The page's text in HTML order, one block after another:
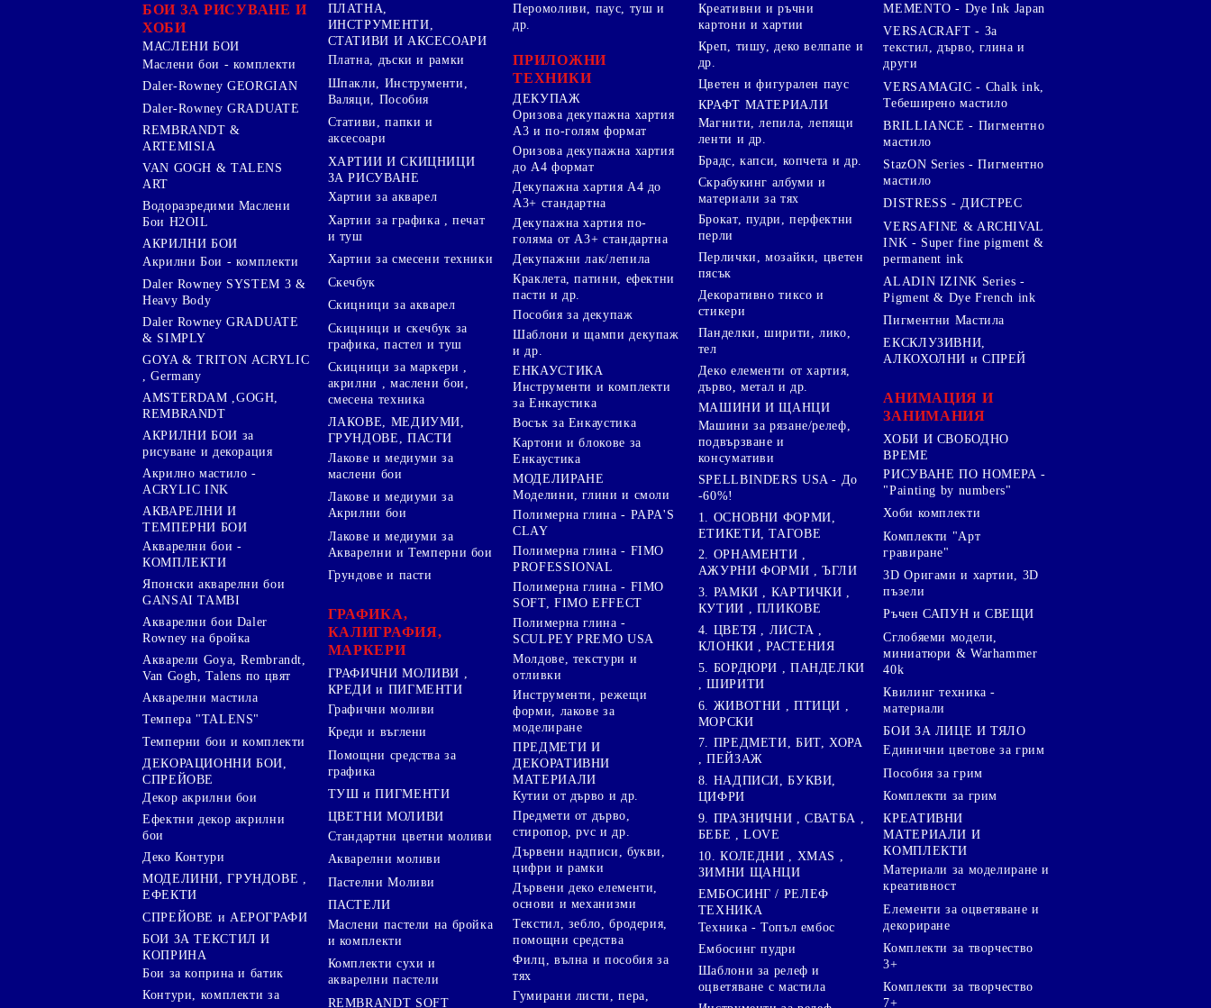
БОИ ЗА РИСУВАНЕ И
ХОБИ
МАСЛЕНИ БОИ
Маслени бои - комплекти
Daler-Rowney GEORGIAN
Daler-Rowney GRADUATE
REMBRANDT &
ARTEMISIA
VAN GOGH & TALENS
ART
Водоразредими Маслени
Бои H2OIL
АКРИЛНИ БОИ
Акрилни Бои - комплекти
Daler Rowney SYSTEM 3 &
Heavy Body
Daler Rowney GRADUATE
& SIMPLY
GOYA & TRITON АCRYLIC
, Germany
AMSTERDAM ,GOGH,
REMBRANDT
АКРИЛНИ БОИ за
рисуване и декорация
Акрилно мастило -
ACRYLIC INK
АКВАРЕЛНИ И
ТЕМПЕРНИ БОИ
Акварелни бои -
КОМПЛЕКТИ
Японски акварелни бои
GANSAI TAMBI
Акварелни бои Daler
Rowney на бройка
Акварели Goya, Rembrandt,
Van Gogh, Talens по цвят
Акварелни мастила
Темпера "TALENS"
Темперни бои и комплекти
ДЕКОРАЦИОННИ БОИ,
СПРЕЙОВЕ
Декор акрилни бои
Ефектни декор акрилни
бои
Деко Контури
МОДЕЛИНИ, ГРУНДОВЕ ,
ЕФЕКТИ
СПРЕЙОВЕ и АЕРОГРАФИ
БОИ ЗА ТЕКСТИЛ И
КОПРИНА
Бои за коприна и батик
Контури, комплекти за
ПЛАТНА,
ИНСТРУМЕНТИ,
СТАТИВИ И АКСЕСОАРИ
Платна, дъски и рамки
Шпакли, Инструменти,
Валяци, Пособия
Стативи, папки и
аксесоари
ХАРТИИ И СКИЦНИЦИ
ЗА РИСУВАНЕ
Хартии за акварел
Хартии за графика , печат
и туш
Хартии за смесени техники
Скечбук
Скицници за акварел
Скицници и скечбук за
графика, пастел и туш
Скицници за маркери ,
акрилни , маслени бои,
смесена техника
ЛАКОВЕ, МЕДИУМИ,
ГРУНДОВЕ, ПАСТИ
Лакове и медиуми за
маслени бои
Лакове и медиуми за
Акрилни бои
Лакове и медиуми за
Акварелни и Темперни бои
Грундове и пасти
ГРАФИКА,
КАЛИГРАФИЯ,
МАРКЕРИ
ГРАФИЧНИ МОЛИВИ ,
КРЕДИ и ПИГМЕНТИ
Графични моливи
Креди и въглени
Помощни средства за
графика
ТУШ и ПИГМЕНТИ
ЦВЕТНИ МОЛИВИ
Стандартни цветни моливи
Акварелни моливи
Пастелни Моливи
ПАСТЕЛИ
Маслени пастели на бройка
и комплекти
Комплекти сухи и
акварелни пастели
REMBRANDT SOFT
Перомоливи, паус, туш и
др.
ПРИЛОЖНИ
ТЕХНИКИ
ДЕКУПАЖ
Оризова декупажна хартия
А3 и по-голям формат
Оризова декупажна хартия
до А4 формат
Декупажна хартия А4 до
А3+ стандартна
Декупажна хартия по-
голяма от А3+ стандартна
Декупажни лак/лепила
Краклета, патини, ефектни
пасти и др.
Пособия за декупаж
Шаблони и щампи декупаж
и др.
ЕНКАУСТИКА
Инструменти и комплекти
за Енкаустика
Восък за Енкаустика
Картони и блокове за
Енкаустика
МОДЕЛИРАНЕ
Моделини, глини и смоли
Полимерна глина - PAPA'S
CLAY
Полимерна глина - FIMO
PROFESSIONAL
Полимерна глина - FIMO
SOFT, FIMO EFFECT
Полимерна глина -
SCULPEY PREMO USA
Молдове, текстури и
отливки
Инструменти, режещи
форми, лакове за
моделиране
ПРЕДМЕТИ И
ДЕКОРАТИВНИ
МАТЕРИАЛИ
Кутии от дърво и др.
Предмети от дърво,
стиропор, pvc и др.
Дървени надписи, букви,
цифри и рамки
Дървени деко елементи,
основи и механизми
Текстил, зебло, бродерия,
помощни средства
Филц, вълна и пособия за
тях
Гумирани листи, пера,
Креативни и ръчни
картони и хартии
Креп, тишу, деко велпапе и
др.
Цветен и фигурален паус
КРАФТ МАТЕРИАЛИ
Магнити, лепила, лепящи
ленти и др.
Брадс, капси, копчета и др.
Скрабукинг албуми и
материали за тях
Брокат, пудри, перфектни
перли
Перлички, мозайки, цветен
пясък
Декоративно тиксо и
стикери
Панделки, ширити, лико,
тел
Деко елементи от хартия,
дърво, метал и др.
МАШИНИ И ЩАНЦИ
Машини за рязане/релеф,
подвързване и
консумативи
SPELLBINDERS USA - До
-60%!
1. ОСНОВНИ ФОРМИ,
ЕТИКЕТИ, ТАГОВЕ
2. ОРНАМЕНТИ ,
АЖУРНИ ФОРМИ , ЪГЛИ
3. РАМКИ , КАРТИЧКИ ,
КУТИИ , ПЛИКОВЕ
4. ЦВЕТЯ , ЛИСТА ,
КЛОНКИ , РАСТЕНИЯ
5. БОРДЮРИ , ПАНДЕЛКИ
, ШИРИТИ
6. ЖИВОТНИ , ПТИЦИ ,
МОРСКИ
7. ПРЕДМЕТИ, БИТ, ХОРА
, ПЕЙЗАЖ
8. НАДПИСИ, БУКВИ,
ЦИФРИ
9. ПРАЗНИЧНИ , СВАТБА ,
БЕБЕ , LOVE
10. КОЛЕДНИ , XMAS ,
ЗИМНИ ЩАНЦИ
ЕМБОСИНГ / РЕЛЕФ
ТЕХНИКА
Техника - Топъл ембос
Ембосинг пудри
Шаблони за релеф и
оцветяване с мастила
MEMENTO - Dye Ink Japan
VERSACRAFT - За
текстил, дърво, глина и
други
VERSAMAGIC - Chalk ink,
Тебеширено мастило
BRILLIANCE - Пигментно
мастило
StazON Series - Пигментно
мастило
DISTRESS - ДИСТРЕС
VERSAFINE & ARCHIVAL
INK - Super fine pigment &
permanent ink
ALADIN IZINK Series -
Pigment & Dye French ink
Пигментни Мастила
ЕКСКЛУЗИВНИ,
АЛКОХОЛНИ и СПРЕЙ
АНИМАЦИЯ И
ЗАНИМАНИЯ
ХОБИ И СВОБОДНО
ВРЕМЕ
РИСУВАНЕ ПО НОМЕРА -
"Painting by numbers"
Хоби комплекти
Комплекти "Арт
гравиране"
3D Оригами и хартии, 3D
пъзели
Ръчен САПУН и СВЕЩИ
Сглобяеми модели,
миниатюри & Warhammer
40k
Квилинг техника -
материали
БОИ ЗА ЛИЦЕ И ТЯЛО
Единични цветове за грим
Пособия за грим
Комплекти за грим
КРЕАТИВНИ
МАТЕРИАЛИ И
КОМПЛЕКТИ
Mатериали за моделиране и
креативност
Елементи за оцветяване и
декориране
Комплекти за творчество
3+
Комплекти за творчество
7+